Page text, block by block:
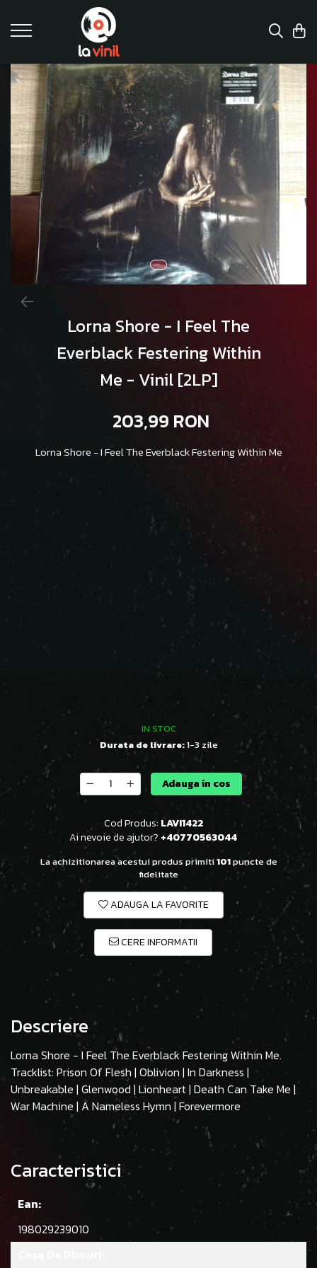
Lorna Shore - I Feel The
Everblack Festering Within
Me - Vinil [2LP]
203,99 RON
Lorna Shore - I Feel The Everblack Festering Within Me
IN STOC
Durata de livrare:1-3 zile
Adauga in cos
Cod Produs: LAVI1422
Ai nevoie de ajutor? +40770563044
La achizitionarea acestui produs primiti101puncte de
fidelitate
ADAUGA LA FAVORITE
CERE INFORMATII
Descriere
Lorna Shore - I Feel The Everblack Festering Within Me.
Tracklist: Prison Of Flesh | Oblivion | In Darkness |
Unbreakable | Glenwood | Lionheart | Death Can Take Me |
War Machine | A Nameless Hymn | Forevermore
Caracteristici
Ean:
198029239010